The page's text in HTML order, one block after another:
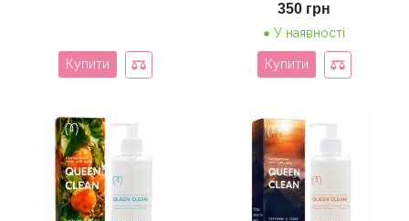
Купити
350 грн
У наявності
Купити